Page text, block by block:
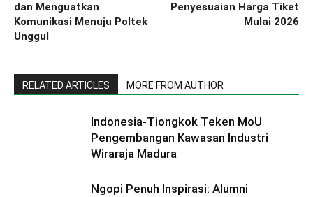
dan Menguatkan
Komunikasi Menuju Poltek
Unggul
Penyesuaian Harga Tiket
Mulai 2026
RELATED ARTICLES MORE FROM AUTHOR
Indonesia-Tiongkok Teken MoU
Pengembangan Kawasan Industri
Wiraraja Madura
Ngopi Penuh Inspirasi: Alumni